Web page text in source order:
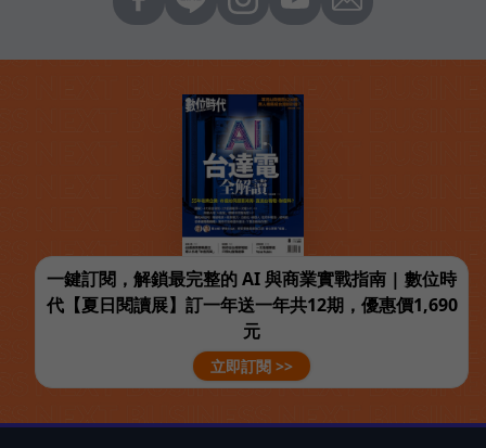
一鍵訂閱，解鎖最完整的 AI 與商業實戰指南 | 數位時
代【夏日閱讀展】訂一年送一年共12期，優惠價1,690
元
立即訂閱 >>